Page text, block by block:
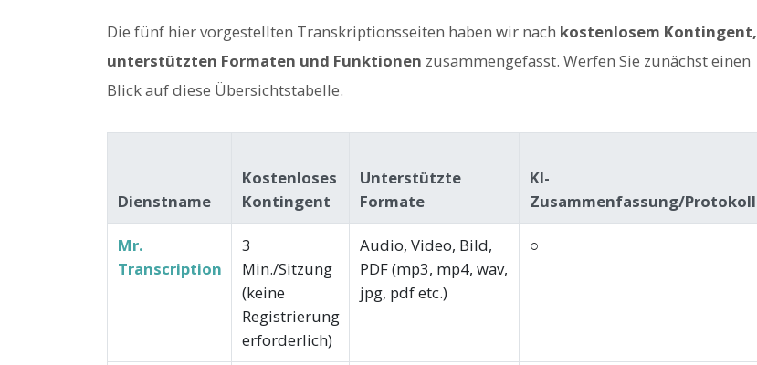
Die fünf hier vorgestellten Transkriptionsseiten haben wir nach kostenlosem Kontingent,
unterstützten Formaten und Funktionen zusammengefasst. Werfen Sie zunächst einen
Blick auf diese Übersichtstabelle.
Dienstname
Kostenloses
Kontingent
Unterstützte
Formate
KI-
Zusammenfassung/Protokoll
Mr.
Transcription
3
Min./Sitzung
(keine
Registrierung
erforderlich)
Audio, Video, Bild,
PDF (mp3, mp4, wav,
jpg, pdf etc.)
○